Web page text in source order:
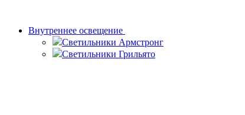
Внутреннее освещение
Светильники Армстронг
Светильники Грильято